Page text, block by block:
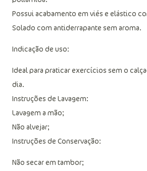
Possui acabamento em viés e elástico
Solado com antiderrapante sem aroma.
Indicação de uso:
Ideal para praticar exercícios sem o
dia.
Instruções de Lavagem:
Lavagem a mão;
Não alvejar;
Instruções de Conservação:
Não secar em tambor;